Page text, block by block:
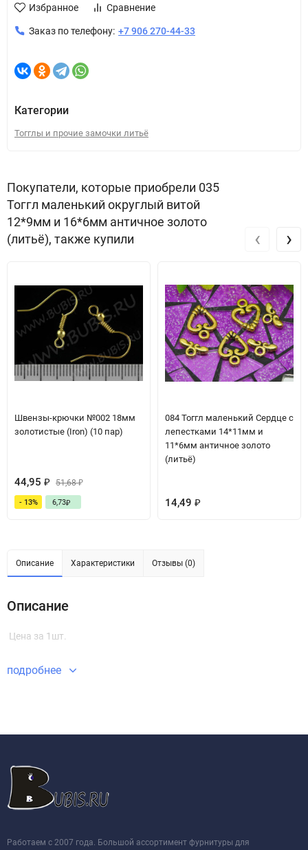
Избранное Сравнение
Заказ по телефону: +7 906 270-44-33
Категории
Тогглы и прочие замочки литьё
Покупатели, которые приобрели 035
Тоггл маленький округлый витой
12*9мм и 16*6мм античное золото
(литьё), также купили
Швензы-крючки №002 18мм
золотистые (Iron) (10 пар)
44,95 ₽ 51,68₽
- 13% 6,73₽
084 Тоггл маленький Сердце с
лепестками 14*11мм и
11*6мм античное золото
(литьё)
14,49 ₽
‹ ›
Описание Характеристики Отзывы (0)
Описание
Цена за 1шт.
подробнее
Работаем с 2007 года. Большой ассортимент фурнитуры для